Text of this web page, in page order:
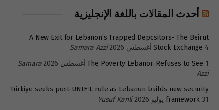
أحدث المقالات باللغة الإنجليزية
A New Exit for Lebanon’s Trapped Depositors- The Beirut
Stock Exchange 4 أغسطس 2026
Samara Azzi
The Poverty Lebanon Refuses to See 1 أغسطس 2026
Samara
Azzi
Türkiye seeks post-UNIFIL role as Lebanon builds new security
framework 31 يوليو 2026
Yusuf Kanli